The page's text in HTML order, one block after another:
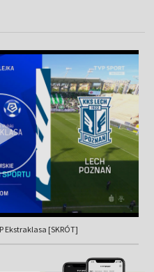
Ekstraklasa [SKRÓT]